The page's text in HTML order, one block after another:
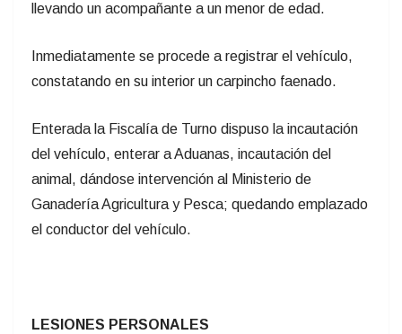
llevando un acompañante a un menor de edad.
Inmediatamente se procede a registrar el vehículo,
constatando en su interior un carpincho faenado.
Enterada la Fiscalía de Turno dispuso la incautación
del vehículo, enterar a Aduanas, incautación del
animal, dándose intervención al Ministerio de
Ganadería Agricultura y Pesca; quedando emplazado
el conductor del vehículo.
LESIONES PERSONALES